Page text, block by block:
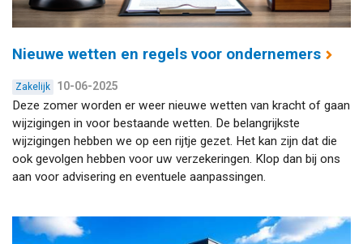
Nieuwe wetten en regels voor ondernemers
Zakelijk 10-06-2025
Deze zomer worden er weer nieuwe wetten van kracht of gaan
wijzigingen in voor bestaande wetten. De belangrijkste
wijzigingen hebben we op een rijtje gezet. Het kan zijn dat die
ook gevolgen hebben voor uw verzekeringen. Klop dan bij ons
aan voor advisering en eventuele aanpassingen.